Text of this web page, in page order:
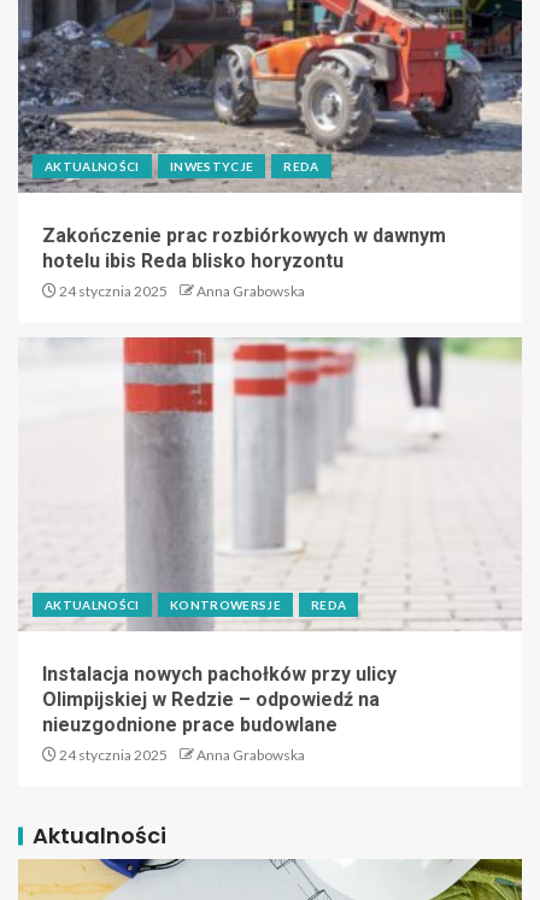
AKTUALNOŚCI INWESTYCJE REDA
Zakończenie prac rozbiórkowych w dawnym
hotelu ibis Reda blisko horyzontu
24 stycznia 2025 Anna Grabowska
AKTUALNOŚCI KONTROWERSJE REDA
Instalacja nowych pachołków przy ulicy
Olimpijskiej w Redzie – odpowiedź na
nieuzgodnione prace budowlane
24 stycznia 2025 Anna Grabowska
Aktualności